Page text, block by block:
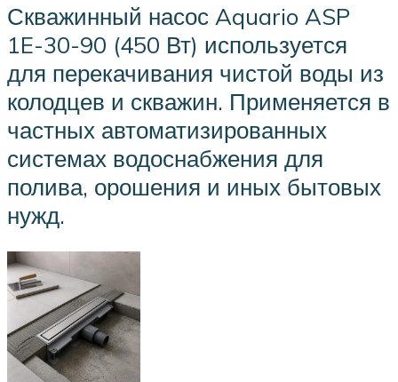
Скважинный насос Aquario ASP
1E-30-90 (450 Вт) используется
для перекачивания чистой воды из
колодцев и скважин. Применяется в
частных автоматизированных
системах водоснабжения для
полива, орошения и иных бытовых
нужд.